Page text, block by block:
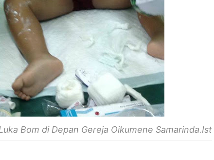
Bom di Depan Gereja Oikumene Samarinda.Ist